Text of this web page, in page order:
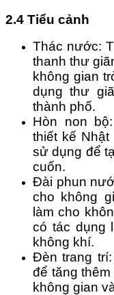
2.4 Tiểu cảnh
Thác nước:
thanh thư
không gian
dụng thư
thành phố.
Hòn non
thiết kế
sử dụng để
cuốn.
Đài phun
cho không
làm cho
có tác dụng
không khí.
Đèn trang
để tăng
không gian